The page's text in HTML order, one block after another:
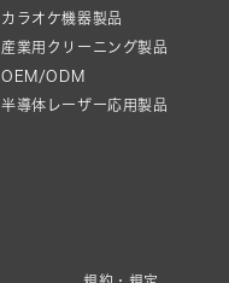
カラオケ機器製品
産業用クリーニング製品
OEM/ODM
半導体レーザー応用製品